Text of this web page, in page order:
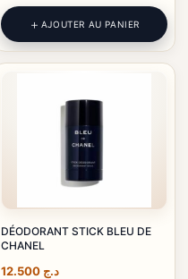
AJOUTER AU PANIER
DÉODORANT STICK BLEU DE
CHANEL
د.ج